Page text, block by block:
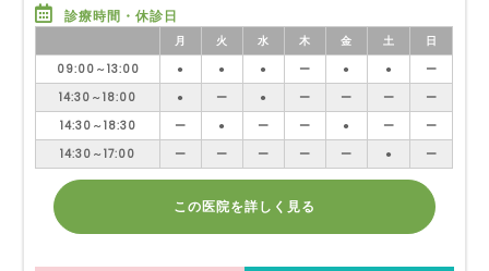
診療時間・休診日
月 火 水 木 金 土
日
09:00～13:00
● ● ● ー ● ●
ー
14:30～18:00
● ー ● ー ー ー
ー
14:30～18:30
ー ● ー ー ● ー
ー
14:30～17:00
ー ー ー ー ー ● ー
この医院を詳しく見る